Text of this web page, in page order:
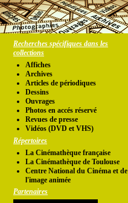
Recherches spécifiques dans les
collections
Affiches
Archives
Articles de périodiques
Dessins
Ouvrages
Photos en accés réservé
Revues de presse
Vidéos (DVD et VHS)
Répertoires
La Cinémathèque française
La Cinémathèque de Toulouse
Centre National du Cinéma et de
l'image animée
Partenaires